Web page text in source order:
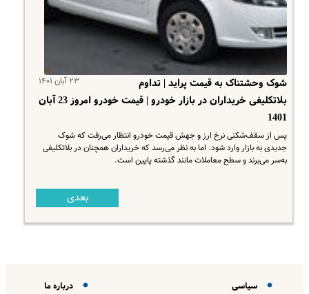
۲۳ آبان ۱۴۰۱
شوک وحشتناک به قیمت پراید | تداوم
بلاتکلیفی خریداران در بازار خودرو | قیمت خودرو امروز 23 آبان
1401
پس از سقف‌شکنی نرخ ارز و جهش قیمت خودرو انتظار می‌رفت که شوک
جدیدی به بازار وارد شود. اما به نظر می‌رسد که خریداران همچنان در بلاتکلیفی
به‌سر می‌برند و سطح معاملات مانند گذشته پایین است.
بعدی
سیاسی درباره ما